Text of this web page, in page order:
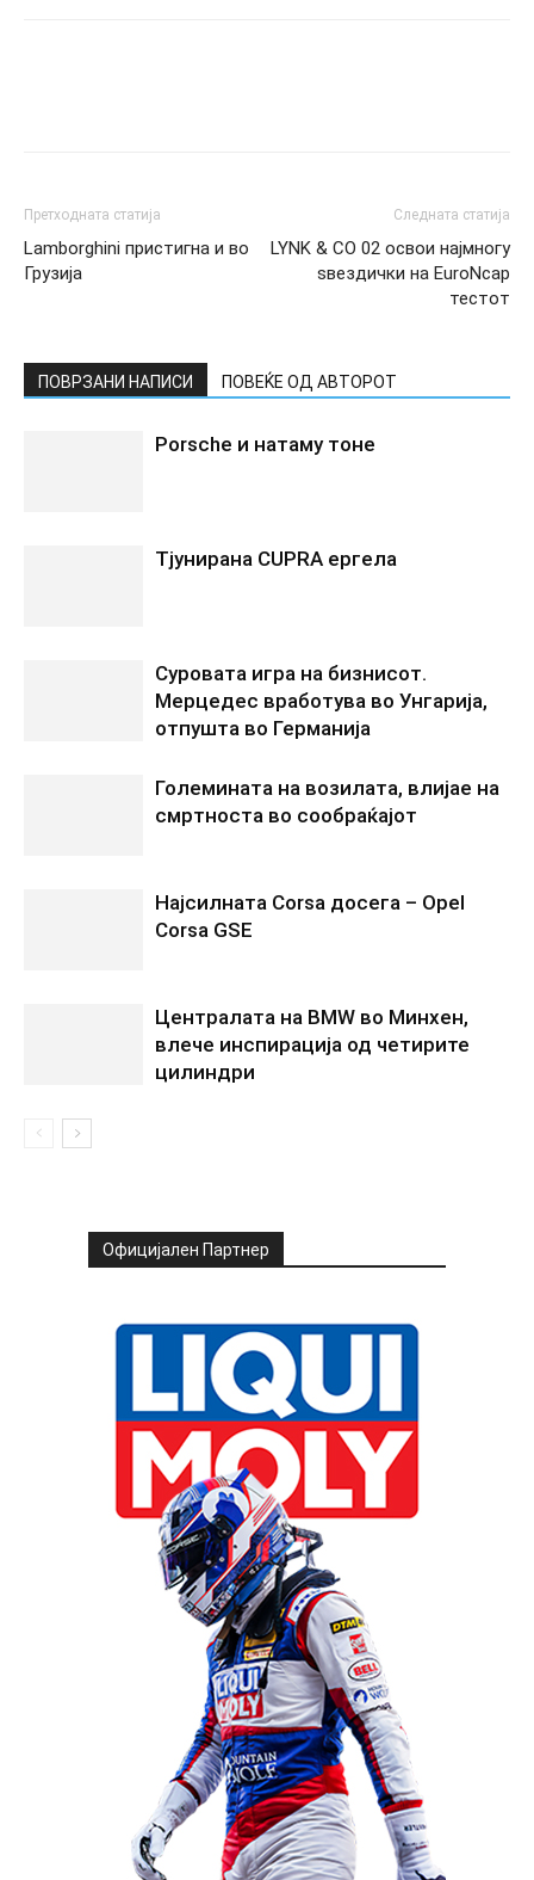
Претходната статија
Lamborghini пристигна и во
Грузија
Следната статија
LYNK & CO 02 освои најмногу
ѕвездички на EuroNcap
тестот
ПОВРЗАНИ НАПИСИ ПОВЕЌЕ ОД АВТОРОТ
Porsche и натаму тоне
Tјунирана CUPRA ергела
Суровата игра на бизнисот.
Мерцедес вработува во Унгарија,
отпушта во Германија
Големината на возилата, влијае на
смртноста во сообраќајот
Најсилната Corsa досега – Opel
Corsa GSE
Централата на BMW во Минхен,
влече инспирација од четирите
цилиндри
Официјален Партнер